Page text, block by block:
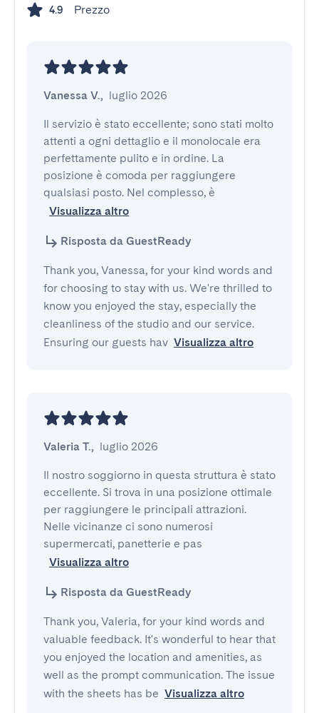
4.9 Prezzo
Vanessa V., luglio 2026
Il servizio è stato eccellente; sono stati molto
attenti a ogni dettaglio e il monolocale era
perfettamente pulito e in ordine. La
posizione è comoda per raggiungere
qualsiasi posto. Nel complesso, è
Visualizza altro
Risposta da GuestReady
Thank you, Vanessa, for your kind words and
for choosing to stay with us. We're thrilled to
know you enjoyed the stay, especially the
cleanliness of the studio and our service.
Ensuring our guests hav Visualizza altro
Valeria T., luglio 2026
Il nostro soggiorno in questa struttura è stato
eccellente. Si trova in una posizione ottimale
per raggiungere le principali attrazioni.
Nelle vicinanze ci sono numerosi
supermercati, panetterie e pas
Visualizza altro
Risposta da GuestReady
Thank you, Valeria, for your kind words and
valuable feedback. It's wonderful to hear that
you enjoyed the location and amenities, as
well as the prompt communication. The issue
with the sheets has be Visualizza altro